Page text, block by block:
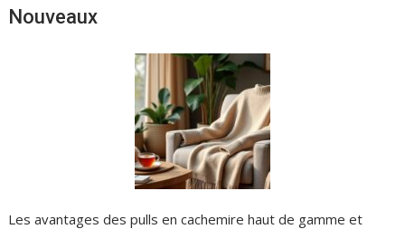
Nouveaux
Les avantages des pulls en cachemire haut de gamme et